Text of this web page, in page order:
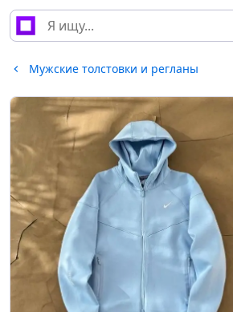
Мужские толстовки и регланы